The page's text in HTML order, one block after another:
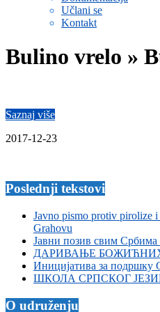
Učlani se
Kontakt
Bulino vrelo »
Saznaj više
2017-12-23
Poslednji tekstovi
Javno pismo protiv pirolize
Grahovu
Јавни позив свим
ДАРИВАЊЕ БОЖИЋНИХ
Иницијатива за подршку
ШКОЛА СРПСКОГ
O udruženju